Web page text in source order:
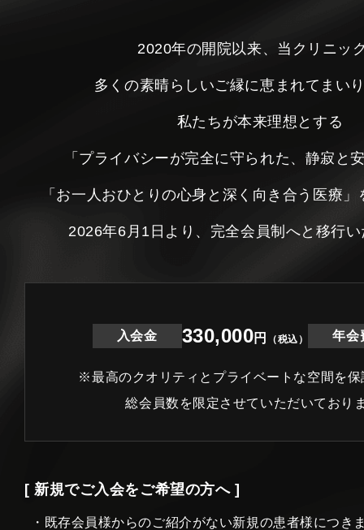
2020年の開院以来、当クリニッ
多くの素晴らしいご縁に恵まれてまい
私たちが本来理想とする
「プライバシーが完全に守られた、静寂と
「お一人おひとりの心身と深く向き合う医療
2026年6月1日より、完全会員制へと移行
入会金 330,000円 （税込） 年会
※最高のクオリティとプライベートな空間を保
総会員数を限定させていただいており
[ 新規でご入会をご希望の方へ ]
・既存会員様からのご紹介がない新規の患者様につき